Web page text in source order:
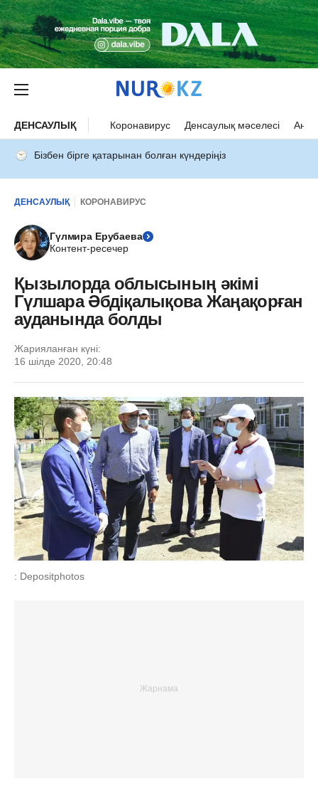
ДЕНСАУЛЫҚ Коронавирус Денсаулық мәселесі Ана
Бізбен бірге қатарынан болған күндеріңіз
ДЕНСАУЛЫҚ КОРОНАВИРУС
Гүлмира Ерубаева
Контент-ресечер
Қызылорда облысының әкімі
Гүлшара Әбдіқалықова Жаңақорған
ауданында болды
Жарияланған күні:
16 шілде 2020, 20:48
: Depositphotos